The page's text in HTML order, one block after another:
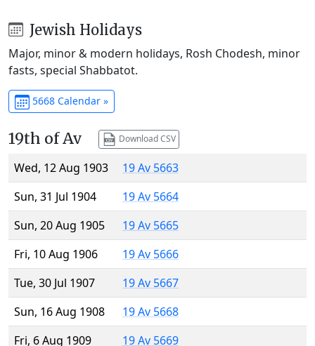
Jewish Holidays
Major, minor & modern holidays, Rosh Chodesh, minor
fasts, special Shabbatot.
5668 Calendar »
19th of Av Download CSV
Wed, 12 Aug 1903
19 Av 5663
Sun, 31 Jul 1904
19 Av 5664
Sun, 20 Aug 1905
19 Av 5665
Fri, 10 Aug 1906
19 Av 5666
Tue, 30 Jul 1907
19 Av 5667
Sun, 16 Aug 1908
19 Av 5668
Fri, 6 Aug 1909
19 Av 5669